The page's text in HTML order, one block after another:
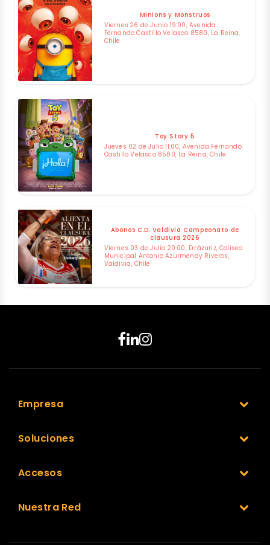
Minions y Monstruos
Viernes 26 de Junio 19:00, Avenida
Fernando Castillo Velasco 8580, La Reina,
Chile
Toy Story 5
Jueves 02 de Julio 11:00, Avenida Fernando
Castillo Velasco 8580, La Reina, Chile
Abonos C.D. Valdivia Campeonato de
clausura 2026
Viernes 03 de Julio 20:00, Errázuriz, Coliseo
Municipal Antonio Azurmendy Riveros,
Valdivia, Chile
Empresa
Soluciones
Accesos
Nuestra Red